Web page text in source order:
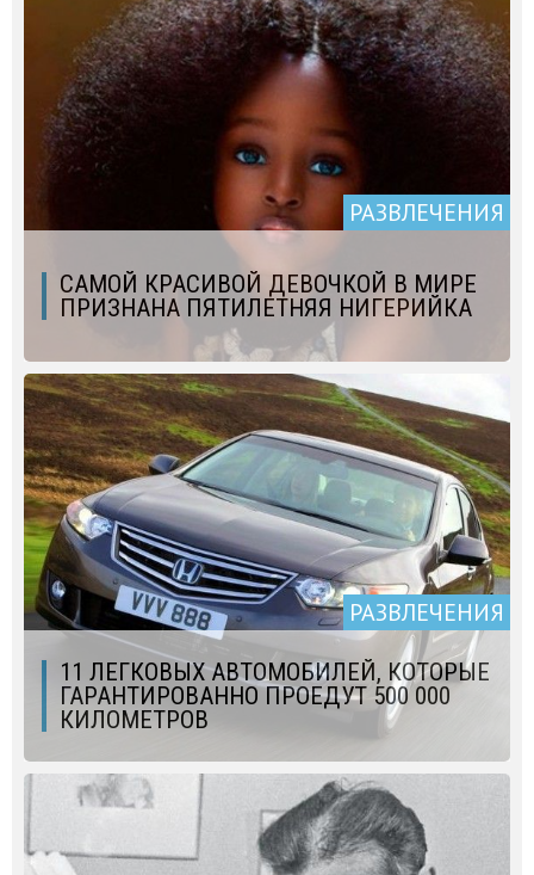
РАЗВЛЕЧЕНИЯ
САМОЙ КРАСИВОЙ ДЕВОЧКОЙ В МИРЕ
ПРИЗНАНА ПЯТИЛЕТНЯЯ НИГЕРИЙКА
РАЗВЛЕЧЕНИЯ
11 ЛЕГКОВЫХ АВТОМОБИЛЕЙ, КОТОРЫЕ
ГАРАНТИРОВАННО ПРОЕДУТ 500 000
КИЛОМЕТРОВ